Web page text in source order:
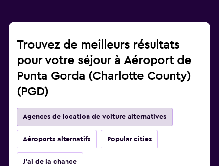
Trouvez de meilleurs résultats
pour votre séjour à Aéroport de
Punta Gorda (Charlotte County)
(PGD)
Agences de location de voiture alternatives
Aéroports alternatifs Popular cities
J'ai de la chance